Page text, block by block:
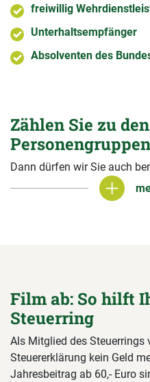
freiwillig
Unterhaltsempfänger
Absolventen des
Zählen Sie zu
Dann dürfen wir Sie auch
mehr
Film ab: So hilft
Steuerring
Als Mitglied des Steuerrings
Steuererklärung kein Geld
Jahresbeitrag ab 60,- Euro